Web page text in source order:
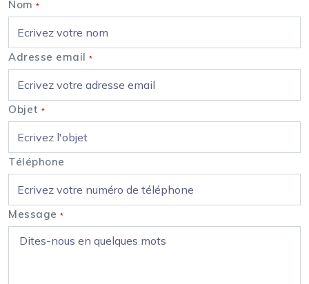
Nom *
Adresse email *
Objet *
Téléphone
Message *